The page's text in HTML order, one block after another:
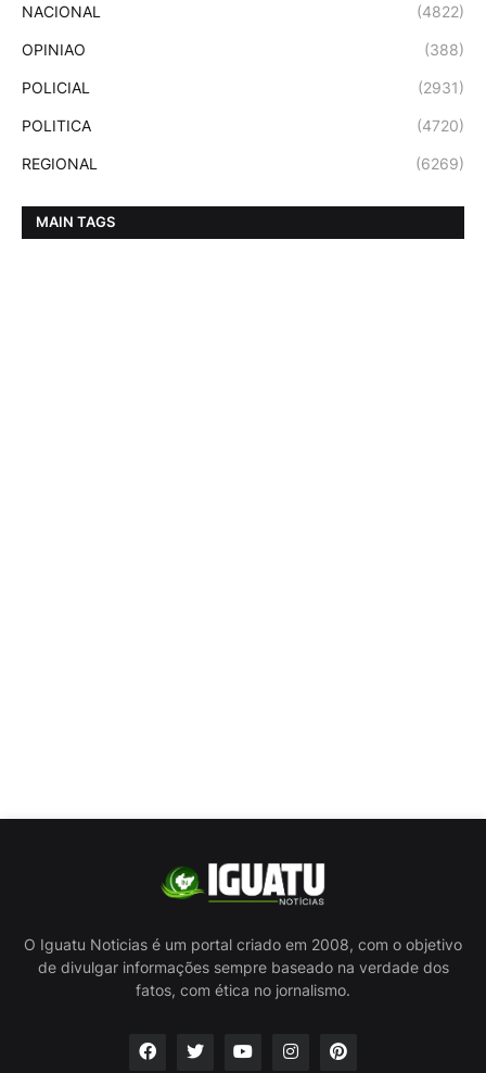
NACIONAL (4822)
OPINIAO (388)
POLICIAL (2931)
POLITICA (4720)
REGIONAL (6269)
MAIN TAGS
O Iguatu Noticias é um portal criado em 2008, com o objetivo
de divulgar informações sempre baseado na verdade dos
fatos, com ética no jornalismo.